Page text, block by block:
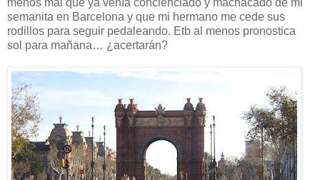
semanita en Barcelona y que mi hermano me cede sus
rodillos para seguir pedaleando. Etb al menos pronostica
sol para mañana… ¿acertarán?